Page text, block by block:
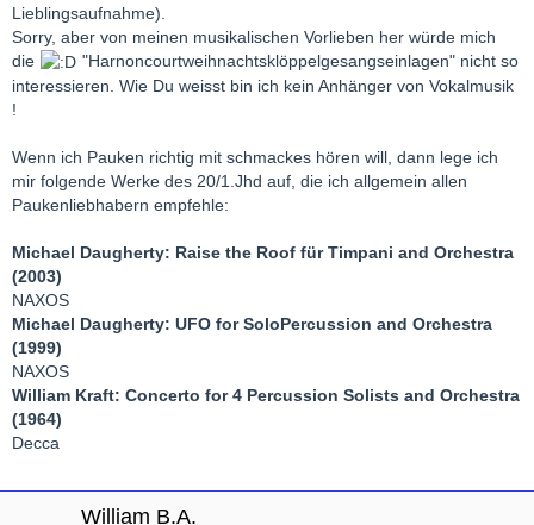
Lieblingsaufnahme).
Sorry, aber von meinen musikalischen Vorlieben her würde mich
die
"Harnoncourtweihnachtsklöppelgesangseinlagen" nicht so
interessieren. Wie Du weisst bin ich kein Anhänger von Vokalmusik
!
Wenn ich Pauken richtig mit schmackes hören will, dann lege ich
mir folgende Werke des 20/1.Jhd auf, die ich allgemein allen
Paukenliebhabern empfehle:
Michael Daugherty: Raise the Roof für Timpani and Orchestra
(2003)
NAXOS
Michael Daugherty: UFO for SoloPercussion and Orchestra
(1999)
NAXOS
William Kraft: Concerto for 4 Percussion Solists and Orchestra
(1964)
Decca
William B.A.